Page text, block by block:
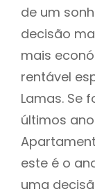
de um
decisão
mais
rentável
Lamas. Se
últimos
este é o
uma